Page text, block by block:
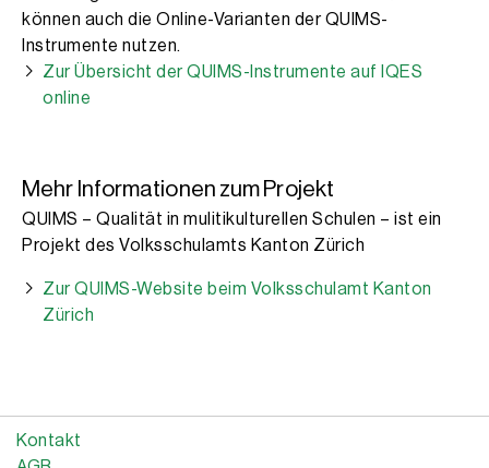
können auch die Online-Varianten der QUIMS-
Instrumente nutzen.
Zur Übersicht der QUIMS-Instrumente auf IQES
online
Mehr Informationen zum Projekt
QUIMS – Qualität in mulitikulturellen Schulen – ist ein
Projekt des Volksschulamts Kanton Zürich
Zur QUIMS-Website beim Volksschulamt Kanton
Zürich
Kontakt